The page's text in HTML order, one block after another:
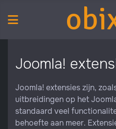
Joomla!
Joomla! extensies zijn,
uitbreidingen op het
standaard veel
behoefte aan meer.